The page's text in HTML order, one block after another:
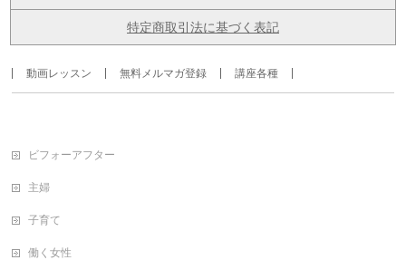
特定商取引法に基づく表記
動画レッスン 無料メルマガ登録 講座各種
ビフォーアフター
主婦
子育て
働く女性